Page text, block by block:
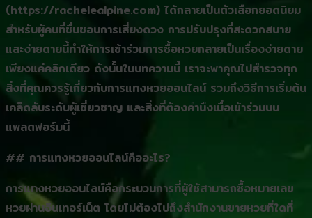
(https://rachelealpine.com) ได้กลายเป็นตัวเลือกยอดนิยม
สำหรับผู้คนที่ชื่นชอบการเสี่ยงดวง การปรับปรุงที่สะดวกสบาย
และง่ายดายนี้ทำให้การเข้าร่วมการซื้อหวยกลายเป็นเรื่องง่ายดาย
เพียงแค่คลิกเดียว ดังนั้นในบทความนี้ เราจะพาคุณไปสำรวจทุก
สิ่งที่คุณควรรู้เกี่ยวกับการแทงหวยออนไลน์ รวมถึงวิธีการเริ่มต้น
เคล็ดลับระดับผู้เชี่ยวชาญ และสิ่งที่ต้องคำนึงเมื่อเข้าร่วมบน
แพลตฟอร์มนี้
## การแทงหวยออนไลน์คืออะไร?
การแทงหวยออนไลน์คือกระบวนการที่ผู้ใช้สามารถซื้อหมายเลข
หวยผ่านอินเทอร์เน็ต โดยไม่ต้องไปถึงสำนักงานขายหวยที่ใดที่